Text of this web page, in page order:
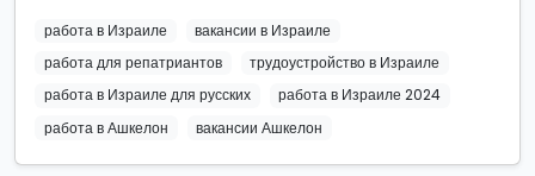
работа в Израиле
вакансии в Израиле
работа для репатриантов
трудоустройство в Израиле
работа в Израиле для русских
работа в Израиле 2024
работа в Ашкелон
вакансии Ашкелон